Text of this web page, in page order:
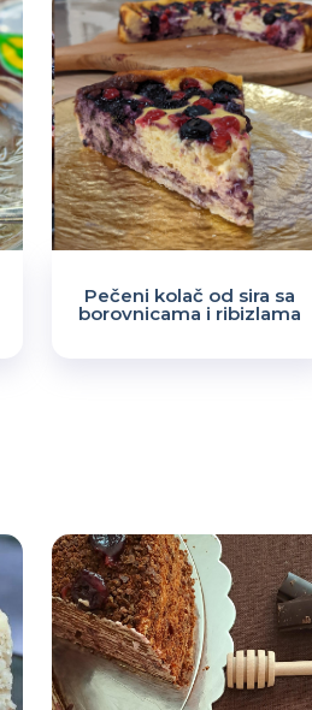
Pečeni kolač od sira sa
borovnicama i ribizlama